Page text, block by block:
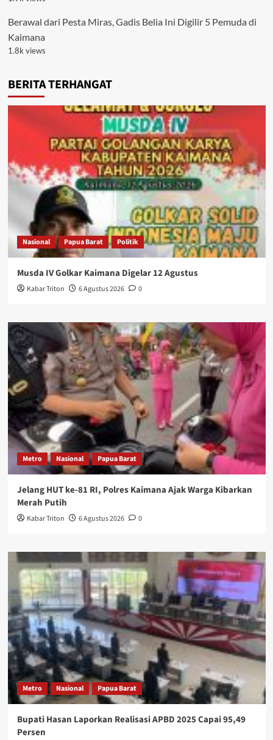
Berawal dari Pesta Miras, Gadis Belia Ini Digilir 5 Pemuda di
Kaimana
1.8k views
BERITA TERHANGAT
Nasional Papua Barat Politik
Musda IV Golkar Kaimana Digelar 12 Agustus
Kabar Triton 6 Agustus 2026 0
Metro Nasional Papua Barat
Jelang HUT ke-81 RI, Polres Kaimana Ajak Warga Kibarkan
Merah Putih
Kabar Triton 6 Agustus 2026 0
Metro Nasional Papua Barat
Bupati Hasan Laporkan Realisasi APBD 2025 Capai 95,49
Persen